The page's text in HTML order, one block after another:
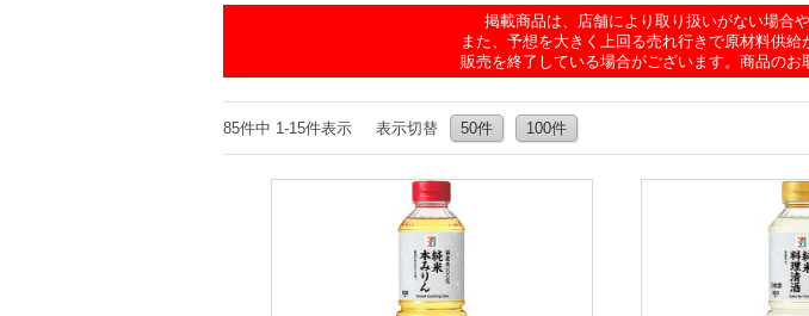
掲載商品は、店舗により取り扱いがない場合
また、予想を大きく上回る売れ行きで原材料供
販売を終了している場合がございます。商品のお
85件中 1-15件表示 表示切替 50件 100件